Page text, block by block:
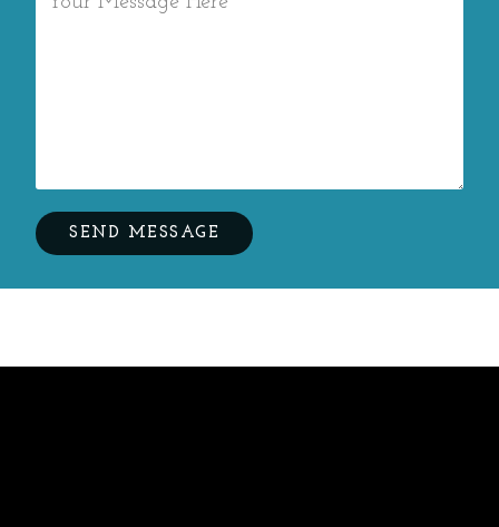
SEND MESSAGE